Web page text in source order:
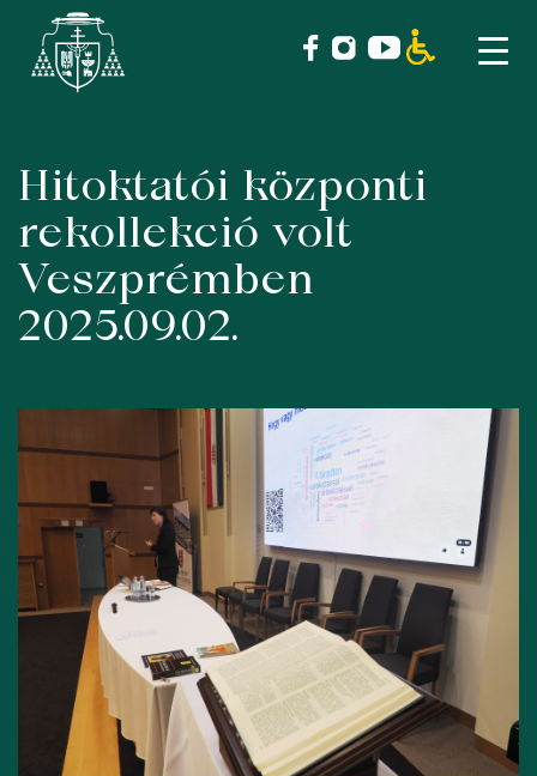
Skip
content
Hitoktatói központi
rekollekció volt
Veszprémben
2025.09.02.